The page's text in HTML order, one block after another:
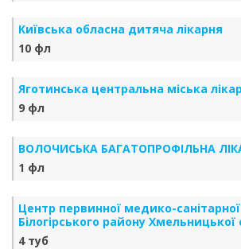
Київська обласна дитяча лікарня
10 фл
Яготинська центральна міська
9 фл
ВОЛОЧИСЬКА БАГАТОПРОФІЛЬНА
1 фл
Центр первинної медико-
Білогірського району Хмельницької
4 туб